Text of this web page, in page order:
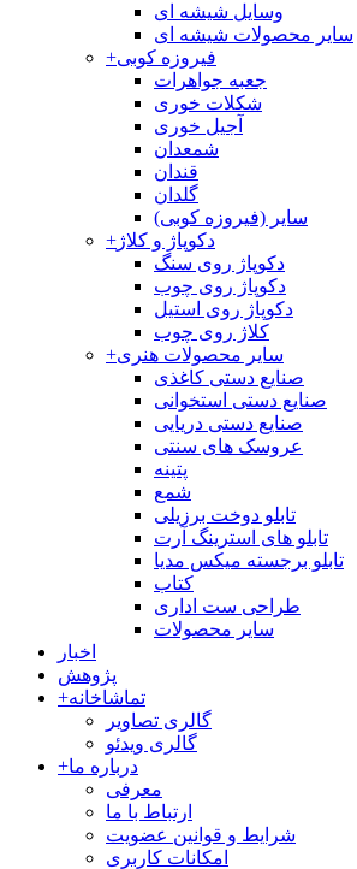
وسایل شیشه ای
سایر محصولات شیشه ای
+فیروزه کوبی
جعبه جواهرات
شکلات خوری
آجیل خوری
شمعدان
قندان
گلدان
سایر (فیروزه کوبی)
+دکوپاژ و کلاژ
دکوپاژ روی سنگ
دکوپاژ روی چوب
دکوپاژ روی استیل
کلاژ روی چوب
+سایر محصولات هنری
صنایع دستی کاغذی
صنایع دستی استخوانی
صنایع دستی دریایی
عروسک های سنتی
پتینه
شمع
تابلو دوخت برزیلی
تابلو های استرینگ آرت
تابلو برجسته میکس مدیا
کتاب
طراحی ست اداری
سایر محصولات
اخبار
پژوهش
+تماشاخانه
گالری تصاویر
گالری ویدئو
+درباره ما
معرفی
ارتباط با ما
شرایط و قوانین عضویت
امکانات کاربری